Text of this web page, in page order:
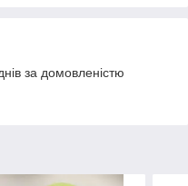
за домовленістю